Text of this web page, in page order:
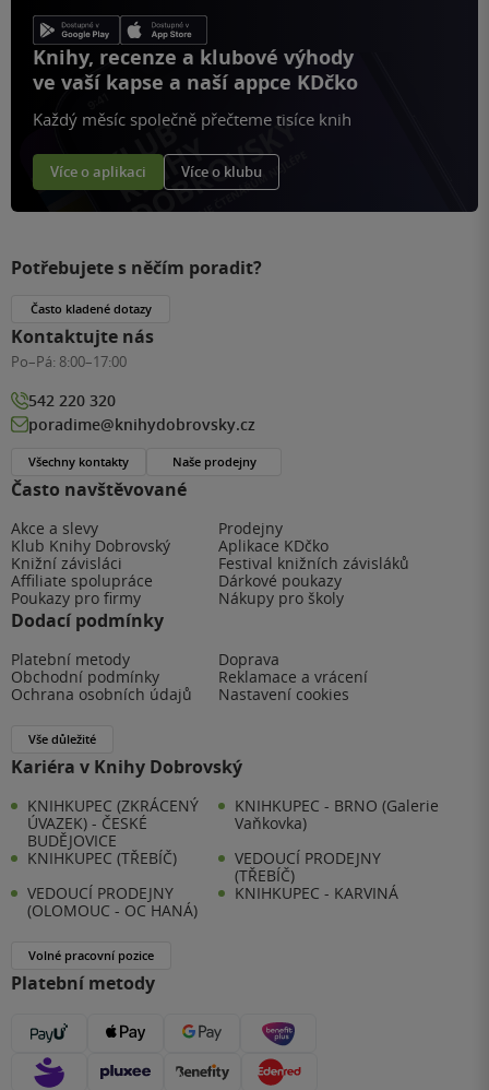
Knihy, recenze a klubové výhody
ve vaší kapse a naší appce KDčko
Každý měsíc společně přečteme tisíce knih
Více o aplikaci Více o klubu
Často navštěvované
Akce a slevy
Prodejny
Klub Knihy Dobrovský
Aplikace KDčko
Knižní závisláci
Festival knižních závisláků
Affiliate spolupráce
Dárkové poukazy
Poukazy pro firmy
Nákupy pro školy
Dodací podmínky
Platební metody
Doprava
Obchodní podmínky
Reklamace a vrácení
Ochrana osobních údajů
Nastavení cookies
Vše důležité
Kariéra v Knihy Dobrovský
KNIHKUPEC (ZKRÁCENÝ
ÚVAZEK) - ČESKÉ
BUDĚJOVICE
KNIHKUPEC - BRNO (Galerie
Vaňkovka)
KNIHKUPEC (TŘEBÍČ)
VEDOUCÍ PRODEJNY
(TŘEBÍČ)
VEDOUCÍ PRODEJNY
(OLOMOUC - OC HANÁ)
KNIHKUPEC - KARVINÁ
Volné pracovní pozice
Platební metody
Potřebujete s něčím poradit?
Často kladené dotazy
Kontaktujte nás
Po–Pá: 8:00–17:00
542 220 320
poradime@knihydobrovsky.cz
Všechny kontakty Naše prodejny